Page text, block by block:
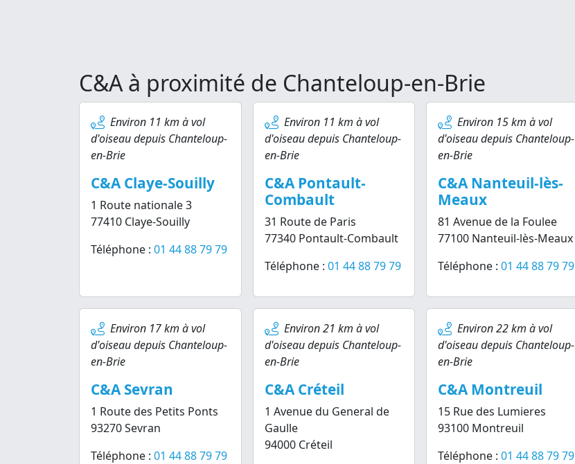
C&A à proximité de Chanteloup-en-Brie
Environ 11 km à vol
d'oiseau depuis Chanteloup-
en-Brie
C&A Claye-Souilly
1 Route nationale 3
77410 Claye-Souilly
Téléphone : 01 44 88 79 79
Environ 11 km à vol
d'oiseau depuis Chanteloup-
en-Brie
C&A Pontault-
Combault
31 Route de Paris
77340 Pontault-Combault
Téléphone : 01 44 88 79 79
Environ 15 km à vol
d'oiseau depuis Chanteloup-
en-Brie
C&A Nanteuil-lès-
Meaux
81 Avenue de la Foulee
77100 Nanteuil-lès-Meaux
Téléphone :01 44 88 79 79
Environ 17 km à vol
d'oiseau depuis Chanteloup-
en-Brie
C&A Sevran
1 Route des Petits Ponts
93270 Sevran
Téléphone : 01 44 88 79 79
Environ 21 km à vol
d'oiseau depuis Chanteloup-
en-Brie
C&A Créteil
1 Avenue du General de
Gaulle
94000 Créteil
Environ 22 km à vol
d'oiseau depuis Chanteloup-
en-Brie
C&A Montreuil
15 Rue des Lumieres
93100 Montreuil
Téléphone :01 44 88 79 79